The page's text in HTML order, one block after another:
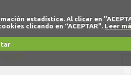
estadística. Al clicar en "ACEPTAR"
clicando en “ACEPTAR". Leer
+34 91 691 77 32